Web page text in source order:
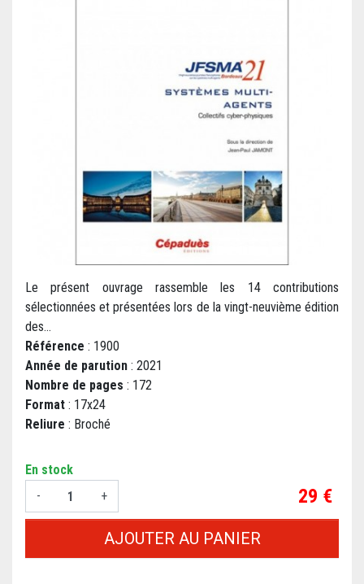
Le présent ouvrage rassemble les 14 contributions
sélectionnées et présentées lors de la vingt-neuvième édition
des...
Référence : 1900
Année de parution : 2021
Nombre de pages : 172
Format : 17x24
Reliure : Broché
En stock
-
+ Prix
29 €
AJOUTER AU PANIER